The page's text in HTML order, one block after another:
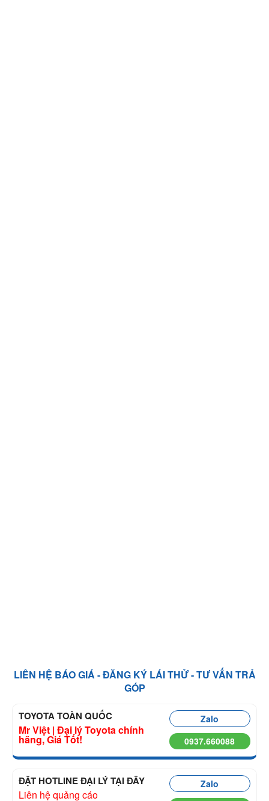
LIÊN HỆ BÁO GIÁ - ĐĂNG KÝ LÁI THỬ - TƯ VẤN TRẢ
GÓP
TOYOTA TOÀN QUỐC
Mr Việt | Đại lý Toyota chính
hãng, Giá Tốt!
Zalo
0937.660088
ĐẶT HOTLINE ĐẠI LÝ TẠI ĐÂY
Liên hệ quảng cáo
Zalo